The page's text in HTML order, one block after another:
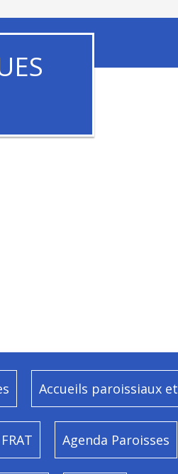
Accueils paroissiaux
Agenda Paroisses